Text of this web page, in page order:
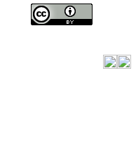
Attribution 4.0 International